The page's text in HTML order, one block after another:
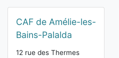
CAF de Amélie-les-
Bains-Palalda
12 rue des Thermes